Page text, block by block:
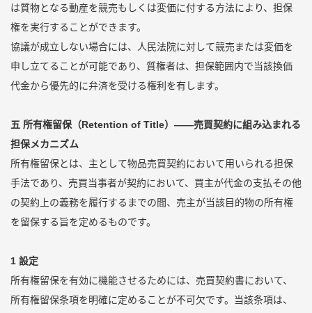
は質物となる動産を競売もしくは変価に付する方法により、担保
権を実行することができます。
協議が成立しない場合には、人民法院に対して競売または変価を
申し立てることが可能であり、質権者は、担保範囲内で当該換価
代金から優先的に弁済を受ける権利を有します。
五 所有権留保（Retention of Title）――売買契約に組み込まれる
担保メカニズム
所有権留保とは、主として物品売買契約において用いられる担保
手法であり、売買当事者が契約において、買主が代金の支払その他
の契約上の義務を履行するまでの間、売主が当該目的物の所有権
を留保する旨を定めるものです。
1 設定
所有権留保を有効に機能させるためには、売買契約書において、
所有権留保条項を明確に定めることが不可欠です。当該条項は、